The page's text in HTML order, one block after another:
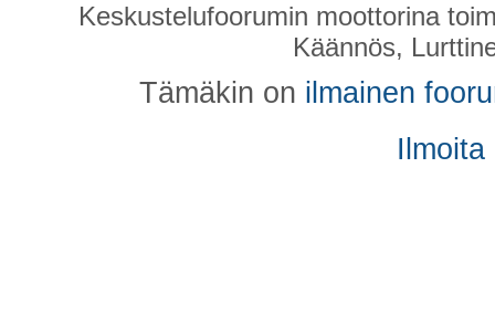
Keskustelufoorumin moottorina
Käännös,
Tämäkin on ilmainen